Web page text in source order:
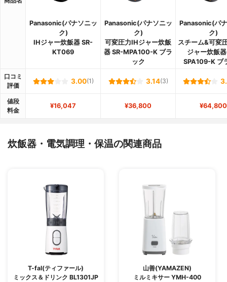
Panasonic(パナソニッ
ク)
IHジャー炊飯器 SR-
KT069
Panasonic(パナソニッ
ク)
可変圧力IHジャー炊飯
器 SR-MPA100-K ブラ
ック
Panasonic(パ
ク)
スチーム&可変
ジャー炊飯
SPA109-K ブ
口コミ
評価
3.00(1) 3.14(3)
値段
料金
¥16,047 ¥36,800 ¥64,800
炊飯器・電気調理・保温の関連商品
T-fal(ティファール)
ミックス＆ドリンク BL1301JP
山善(YAMAZEN)
ミルミキサー YMH-400